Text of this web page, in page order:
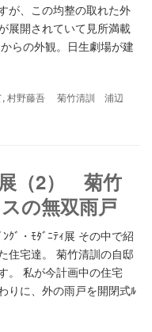
が、この均整の取れた外
展開されていて見所満載
らの外観。日生劇場が建
, 村野藤吾 菊竹清訓 浦辺
展（2） 菊竹
の無双雨戸
ｸﾞ・ﾓﾀﾞﾆﾃｨ展 その中で紹
住宅達。 菊竹清訓の自邸
。 私が今計画中の住宅
りに、外の雨戸を開閉式ﾙ